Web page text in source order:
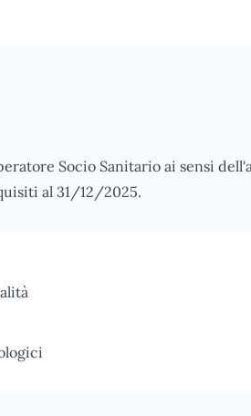
Socio Sanitario ai sensi
al 31/12/2025.